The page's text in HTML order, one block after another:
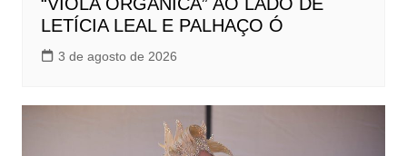
LETÍCIA LEAL E PALHAÇO Ó
3 de agosto de 2026